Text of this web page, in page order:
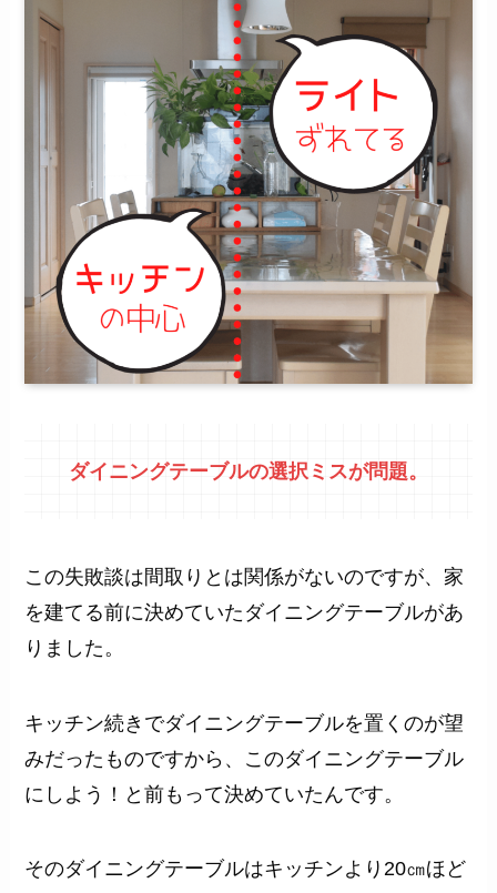
ダイニングテーブルの選択ミスが問題。
この失敗談は間取りとは関係がないのですが、家
を建てる前に決めていたダイニングテーブルがあ
りました。
キッチン続きでダイニングテーブルを置くのが望
みだったものですから、このダイニングテーブル
にしよう！と前もって決めていたんです。
そのダイニングテーブルはキッチンより20㎝ほど